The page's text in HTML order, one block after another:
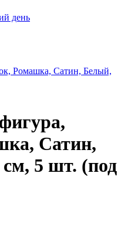
день
Сатин,
5 шт. (под